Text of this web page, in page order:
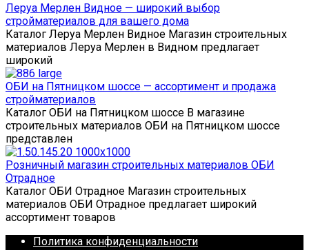
Леруа Мерлен Видное — широкий выбор
стройматериалов для вашего дома
Каталог Леруа Мерлен Видное Магазин строительных
материалов Леруа Мерлен в Видном предлагает
широкий
ОБИ на Пятницком шоссе — ассортимент и продажа
стройматериалов
Каталог ОБИ на Пятницком шоссе В магазине
строительных материалов ОБИ на Пятницком шоссе
представлен
Розничный магазин строительных материалов ОБИ
Отрадное
Каталог ОБИ Отрадное Магазин строительных
материалов ОБИ Отрадное предлагает широкий
ассортимент товаров
Политика конфиденциальности